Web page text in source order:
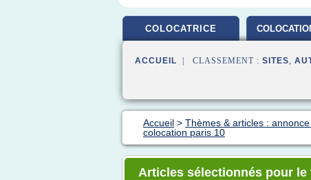
COLOCATRICE
ACCUEIL | CLASSEMENT : SITES,
Accueil > Thèmes & articles :
colocation paris 10
Articles sélectionnés pour